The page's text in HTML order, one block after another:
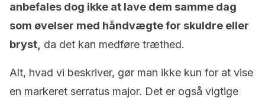
anbefales dog ikke at lave dem samme dag
som øvelser med håndvægte for skuldre eller
bryst, da det kan medføre træthed.
Alt, hvad vi beskriver, gør man ikke kun for at vise
en markeret serratus major. Det er også vigtige